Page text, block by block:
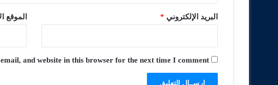
البريد الإلكتروني * الموقع
and website in this browser for the next time I comment.